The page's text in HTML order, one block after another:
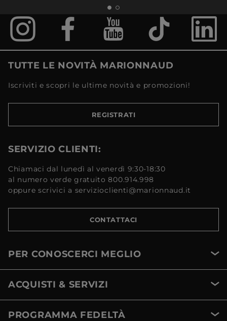
TUTTE LE NOVITÀ MARIONNAUD
Iscriviti e scopri le ultime novità e promozioni!
REGISTRATI
SERVIZIO CLIENTI:
Chiamaci dal lunedì al venerdì 9:30-18:30
al numero verde gratuito 800.914.998
oppure scrivici a servizioclienti@marionnaud.it
CONTATTACI
PER CONOSCERCI MEGLIO
ACQUISTI & SERVIZI
PROGRAMMA FEDELTÀ